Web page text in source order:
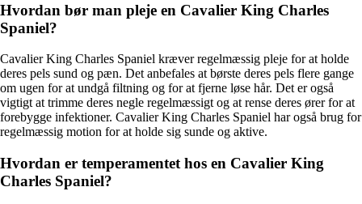
Hvordan bør man pleje en Cavalier King Charles
Spaniel?
Cavalier King Charles Spaniel kræver regelmæssig pleje for at holde
deres pels sund og pæn. Det anbefales at børste deres pels flere gange
om ugen for at undgå filtning og for at fjerne løse hår. Det er også
vigtigt at trimme deres negle regelmæssigt og at rense deres ører for at
forebygge infektioner. Cavalier King Charles Spaniel har også brug for
regelmæssig motion for at holde sig sunde og aktive.
Hvordan er temperamentet hos en Cavalier King
Charles Spaniel?